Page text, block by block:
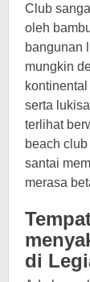
Club
oleh
bangunan
mungkin
serta
terlihat
beach
santai
merasa
di